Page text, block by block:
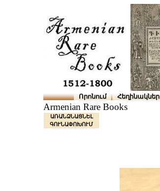
Որոնում Հեղինակներ
Armenian Rare Books
ԱՌԱՆՁՆԱՑՆԵԼ
ԳՈՒՆԱՓՈԽՈՒՄ